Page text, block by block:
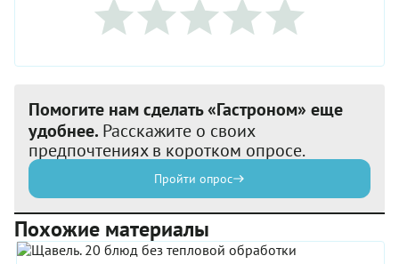
Помогите нам сделать «Гастроном» еще
удобнее. Расскажите о своих
предпочтениях в коротком опросе.
Пройти опрос
Похожие материалы